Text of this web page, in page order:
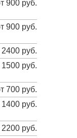
900 руб.
900 руб.
2400 руб.
1500 руб.
700 руб.
1400 руб.
2200 руб.